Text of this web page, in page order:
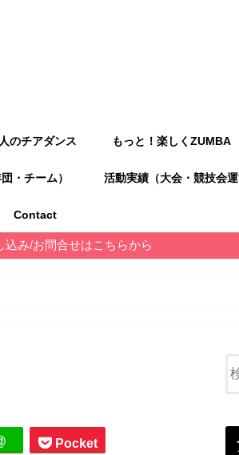
のチアダンス もっと！楽しくZUMBA
・チーム） 活動実績（大会・競技会運
Contact
込み/お問合せはこちらから
Pocket